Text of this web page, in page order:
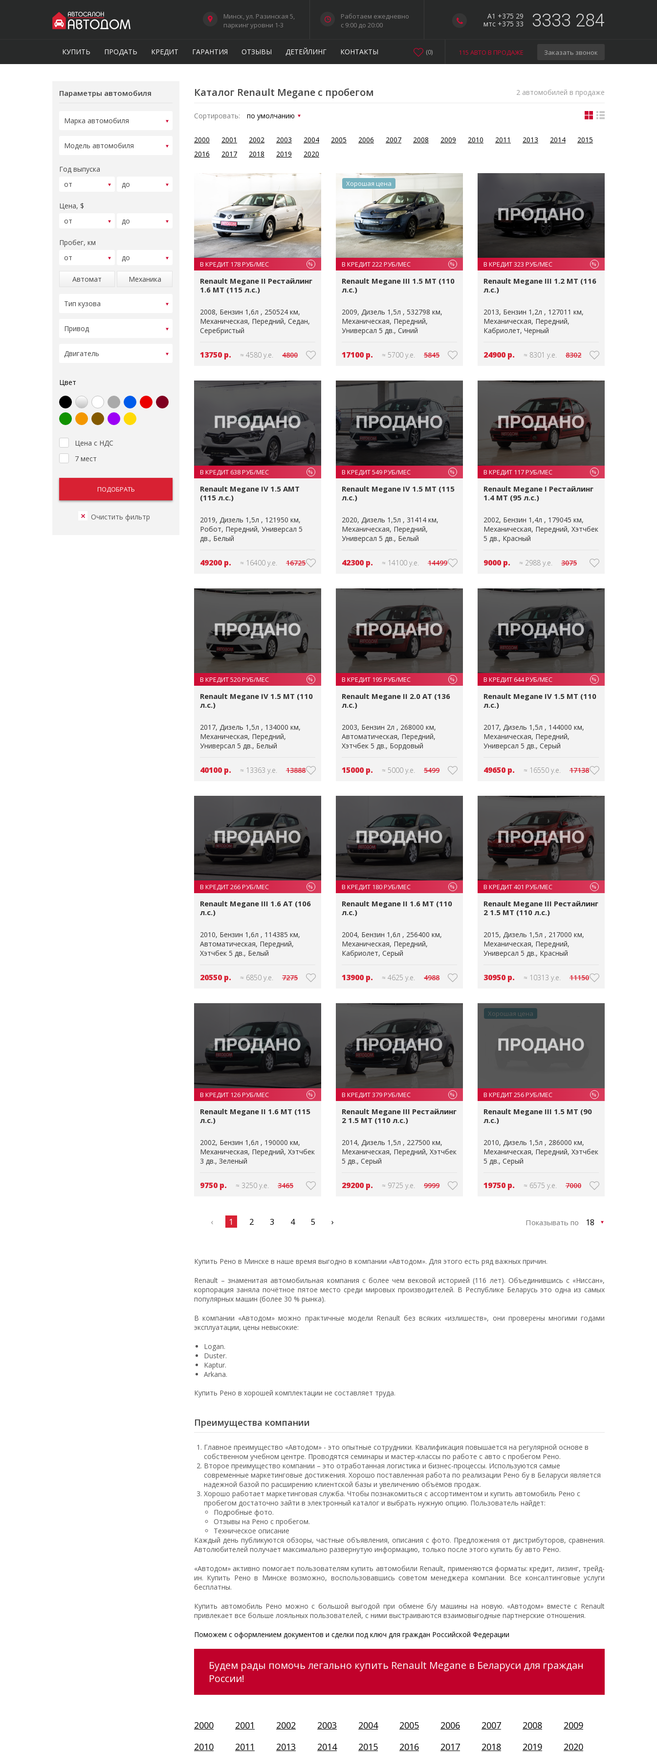
A1 +375 29
мтс +375 33
3333 284
Минск, ул. Разинская 5,
паркинг уровни 1-3
Работаем ежедневно
c 9:00 до 20:00
КУПИТЬ ПРОДАТЬ КРЕДИТ ГАРАНТИЯ ОТЗЫВЫ ДЕТЕЙЛИНГ КОНТАКТЫ 115 АВТО В ПРОДАЖЕ Заказать звонок
(0)
Параметры автомобиля
Год выпуска
Цена, $
Пробег, км
Автомат Механика
Цвет
Цена с НДС
7 мест
Каталог Renault Megane с пробегом 2 автомобилей в продаже
Сортировать:
2000 2001 2002 2003 2004 2005 2006 2007 2008 2009 2010 2011 2013 2014
2015
2016
2017 2018 2019 2020
В КРЕДИТ 178 РУБ/МЕС %
Renault Megane II Рестайлинг
1.6 MT (115 л.с.)
2008 Бензин 1,6л
250524 км
Механическая Передний Седан
Серебристый
13750 р. ≈ 4580 у.е. 4800
Хорошая цена
В КРЕДИТ 222 РУБ/МЕС %
Renault Megane III 1.5 MT (110
л.с.)
2009 Дизель 1,5л
532798 км
Механическая Передний
Универсал 5 дв. Синий
17100 р. ≈ 5700 у.е. 5845
В КРЕДИТ 323 РУБ/МЕС %
Renault Megane III 1.2 MT (116
л.с.)
2013 Бензин 1,2л
127011 км
Механическая Передний
Кабриолет Черный
24900 р. ≈ 8301 у.е. 8302
В КРЕДИТ 638 РУБ/МЕС %
Renault Megane IV 1.5 AMT
(115 л.с.)
2019 Дизель 1,5л
121950 км
Робот Передний Универсал 5
дв. Белый
49200 р. ≈ 16400 у.е. 16725
В КРЕДИТ 549 РУБ/МЕС %
Renault Megane IV 1.5 MT (115
л.с.)
2020 Дизель 1,5л
31414 км
Механическая Передний
Универсал 5 дв. Белый
42300 р. ≈ 14100 у.е. 14499
В КРЕДИТ 117 РУБ/МЕС %
Renault Megane I Рестайлинг
1.4 MT (95 л.с.)
2002 Бензин 1,4л
179045 км
Механическая Передний Хэтчбек
5 дв. Красный
9000 р. ≈ 2988 у.е. 3075
В КРЕДИТ 520 РУБ/МЕС %
Renault Megane IV 1.5 MT (110
л.с.)
2017 Дизель 1,5л
134000 км
Механическая Передний
Универсал 5 дв. Белый
40100 р. ≈ 13363 у.е. 13888
В КРЕДИТ 195 РУБ/МЕС %
Renault Megane II 2.0 AT (136
л.с.)
2003 Бензин 2л
268000 км
Автоматическая Передний
Хэтчбек 5 дв. Бордовый
15000 р. ≈ 5000 у.е. 5499
В КРЕДИТ 644 РУБ/МЕС %
Renault Megane IV 1.5 MT (110
л.с.)
2017 Дизель 1,5л
144000 км
Механическая Передний
Универсал 5 дв. Серый
49650 р. ≈ 16550 у.е. 17138
В КРЕДИТ 266 РУБ/МЕС %
Renault Megane III 1.6 AT (106
л.с.)
2010 Бензин 1,6л
114385 км
Автоматическая Передний
Хэтчбек 5 дв. Белый
20550 р. ≈ 6850 у.е. 7275
В КРЕДИТ 180 РУБ/МЕС %
Renault Megane II 1.6 MT (110
л.с.)
2004 Бензин 1,6л
256400 км
Механическая Передний
Кабриолет Серый
13900 р. ≈ 4625 у.е. 4988
В КРЕДИТ 401 РУБ/МЕС %
Renault Megane III Рестайлинг
2 1.5 MT (110 л.с.)
2015 Дизель 1,5л
217000 км
Механическая Передний
Универсал 5 дв. Красный
30950 р. ≈ 10313 у.е. 11150
В КРЕДИТ 126 РУБ/МЕС %
Renault Megane II 1.6 MT (115
л.с.)
2002 Бензин 1,6л
190000 км
Механическая Передний Хэтчбек
3 дв. Зеленый
9750 р. ≈ 3250 у.е. 3465
В КРЕДИТ 379 РУБ/МЕС %
Renault Megane III Рестайлинг
2 1.5 MT (110 л.с.)
2014 Дизель 1,5л
227500 км
Механическая Передний Хэтчбек
5 дв. Серый
29200 р. ≈ 9725 у.е. 9999
Хорошая цена
В КРЕДИТ 256 РУБ/МЕС %
Renault Megane III 1.5 MT (90
л.с.)
2010 Дизель 1,5л
286000 км
Механическая Передний Хэтчбек
5 дв. Серый
19750 р. ≈ 6575 у.е. 7000
‹ 1 2 3 4 5 › Показывать по
Купить Рено в Минске в наше время выгодно в компании «Автодом». Для этого есть ряд важных причин.
Renault – знаменитая автомобильная компания с более чем вековой историей (116 лет). Объединившись с «Ниссан»,
корпорация заняла почётное пятое место среди мировых производителей. В Республике Беларусь это одна из самых
популярных машин (более 30 % рынка).
В компании «Автодом» можно практичные модели Renault без всяких «излишеств», они проверены многими годами
эксплуатации, цены невысокие:
Logan.
Duster.
Kaptur.
Arkana.
Купить Рено в хорошей комплектации не составляет труда.
Преимущества компании
Главное преимущество «Автодом» - это опытные сотрудники. Квалификация повышается на регулярной основе в
собственном учебном центре. Проводятся семинары и мастер-классы по работе с авто с пробегом Рено.
Второе преимущество компании – это отработанная логистика и бизнес-процессы. Используются самые
современные маркетинговые достижения. Хорошо поставленная работа по реализации Рено бу в Беларуси является
надежной базой по расширению клиентской базы и увеличению объёмов продаж.
Хорошо работает маркетинговая служба. Чтобы познакомиться с ассортиментом и купить автомобиль Рено с
пробегом достаточно зайти в электронный каталог и выбрать нужную опцию. Пользователь найдет:
Подробные фото.
Отзывы на Рено с пробегом.
Техническое описание
Каждый день публикуются обзоры, частные объявления, описания с фото. Предложения от дистрибуторов, сравнения.
Автолюбителей получает максимально развернутую информацию, только после этого купить бу авто Рено.
«Автодом» активно помогает пользователям купить автомобили Renault, применяются форматы: кредит, лизинг, трейд-
ин. Купить Рено в Минске возможно, воспользовавшись советом менеджера компании. Все консалтинговые услуги
бесплатны.
Купить автомобиль Рено можно с большой выгодой при обмене б/у машины на новую. «Автодом» вместе с Renault
привлекает все больше лояльных пользователей, с ними выстраиваются взаимовыгодные партнерские отношения.
Поможем с оформлением документов и сделки под ключ для граждан Российской Федерации
Будем рады помочь легально купить Renault Megane в Беларуси для граждан
России!
2000 2001 2002 2003 2004 2005 2006 2007 2008
2009
2010
2011 2013 2014 2015 2016 2017 2018 2019 2020